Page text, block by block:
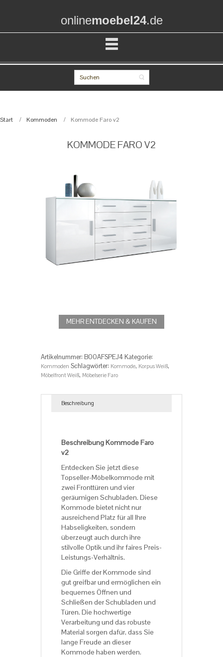
onlinemoebel24.de
Start Kommoden Kommode Faro v2
KOMMODE FARO V2
MEHR ENTDECKEN & KAUFEN
Artikelnummer: ‎B00AFSPEJ4Kategorie:
Kommoden Schlagwörter: Kommode, Korpus Weiß,
Möbelfront Weiß, Möbelserie Faro
Beschreibung
Beschreibung Kommode Faro
v2
Entdecken Sie jetzt diese
Topseller-Möbelkommode mit
zwei Fronttüren und vier
geräumigen Schubladen. Diese
Kommode bietet nicht nur
ausreichend Platz für all Ihre
Habseligkeiten, sondern
überzeugt auch durch ihre
stilvolle Optik und ihr faires Preis-
Leistungs-Verhältnis.
Die Griffe der Kommode sind
gut greifbar und ermöglichen ein
bequemes Öffnen und
Schließen der Schubladen und
Türen. Die hochwertige
Verarbeitung und das robuste
Material sorgen dafür, dass Sie
lange Freude an dieser
Kommode haben werden.